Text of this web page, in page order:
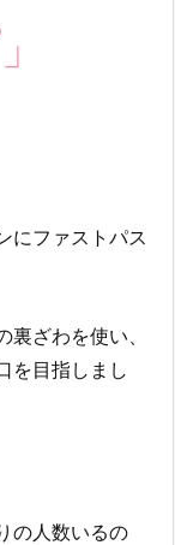
にファストパス
ざわを使い、
を目指しまし
の人数いるの